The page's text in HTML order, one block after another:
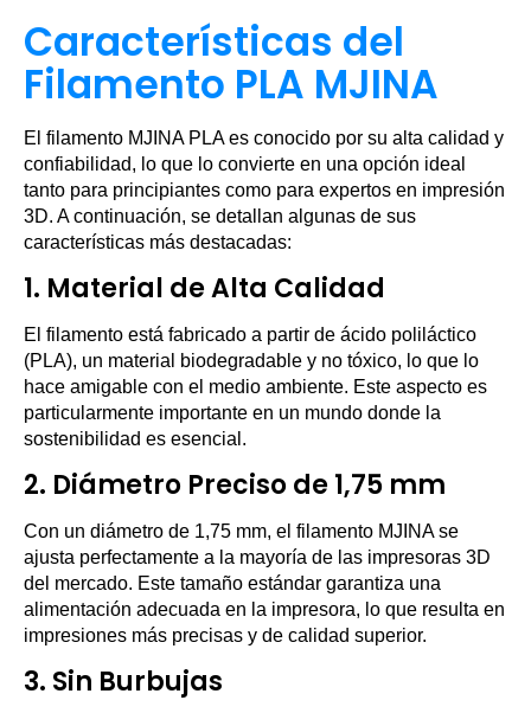
Características del
Filamento PLA MJINA
El filamento MJINA PLA es conocido por su alta calidad y
confiabilidad, lo que lo convierte en una opción ideal
tanto para principiantes como para expertos en impresión
3D. A continuación, se detallan algunas de sus
características más destacadas:
1. Material de Alta Calidad
El filamento está fabricado a partir de ácido poliláctico
(PLA), un material biodegradable y no tóxico, lo que lo
hace amigable con el medio ambiente. Este aspecto es
particularmente importante en un mundo donde la
sostenibilidad es esencial.
2. Diámetro Preciso de 1,75 mm
Con un diámetro de 1,75 mm, el filamento MJINA se
ajusta perfectamente a la mayoría de las impresoras 3D
del mercado. Este tamaño estándar garantiza una
alimentación adecuada en la impresora, lo que resulta en
impresiones más precisas y de calidad superior.
3. Sin Burbujas